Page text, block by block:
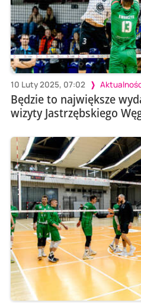
10 Luty 2025, 07:02
Będzie to największe
wizyty Jastrzębskiego